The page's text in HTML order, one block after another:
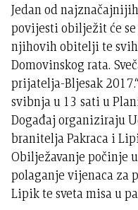
Jedan od
povijesti obilježit će
njihovih obitelji te
Domovinskog rata.
prijatelja-Bljesak
svibnja u 13 sati u
Događaj organiziraju
branitelja Pakraca i
Obilježavanje počinje
polaganje vijenaca za
Lipik te sveta misa u